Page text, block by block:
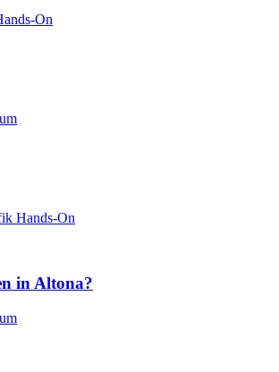
On
Hands-On
in Altona?